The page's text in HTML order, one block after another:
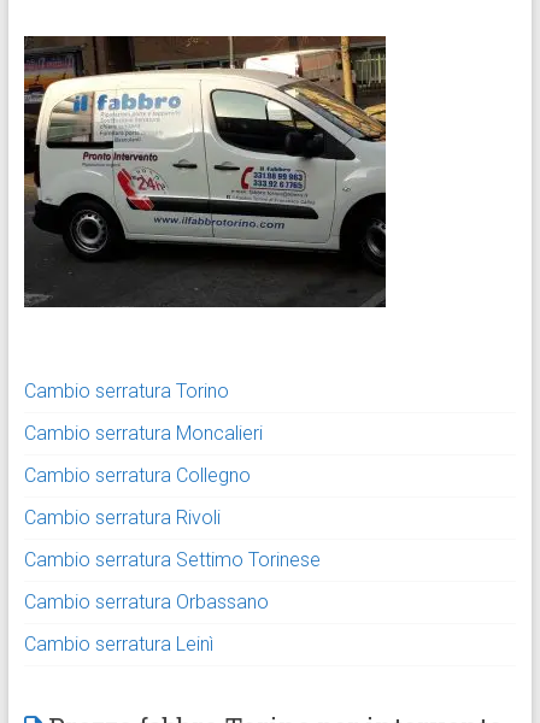
Cambio serratura Torino
Cambio serratura Moncalieri
Cambio serratura Collegno
Cambio serratura Rivoli
Cambio serratura Settimo Torinese
Cambio serratura Orbassano
Cambio serratura Leinì